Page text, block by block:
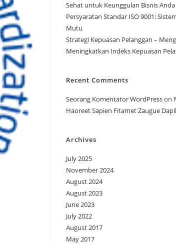
Sehat untuk Keunggulan Bisnis Anda
Persyaratan Standar ISO 9001:
Mutu
Strategi Kepuasan Pelanggan –
Meningkatkan Indeks Kepuasan
Recent Comments
Seorang Komentator WordPresson
Haoreet Sapien Fitamet Zaugue
Archives
July 2025
November 2024
August 2024
August 2023
June 2023
July 2022
August 2017
May 2017